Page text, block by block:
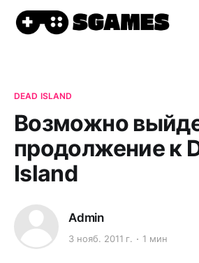
DEAD ISLAND
Возможно
продолжение к
Island
Admin
3 нояб. 2011 г. 1 мин